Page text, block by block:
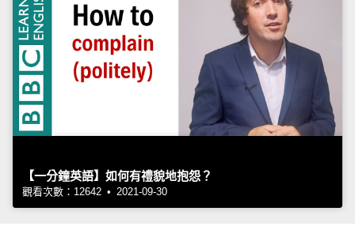
【一分鐘英語】如何有禮貌地抱怨？
觀看次數：12642 • 2021-09-30